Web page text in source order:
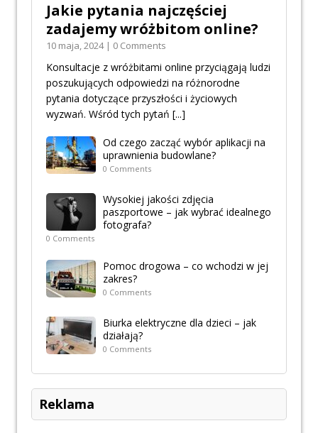
Jakie pytania najczęściej
zadajemy wróżbitom online?
10 maja, 2024 | 0 Comments
Konsultacje z wróżbitami online przyciągają ludzi
poszukujących odpowiedzi na różnorodne
pytania dotyczące przyszłości i życiowych
wyzwań. Wśród tych pytań [...]
Od czego zacząć wybór aplikacji na
uprawnienia budowlane?
0 Comments
Wysokiej jakości zdjęcia
paszportowe – jak wybrać idealnego
fotografa?
0 Comments
Pomoc drogowa – co wchodzi w jej
zakres?
0 Comments
Biurka elektryczne dla dzieci – jak
działają?
0 Comments
Reklama